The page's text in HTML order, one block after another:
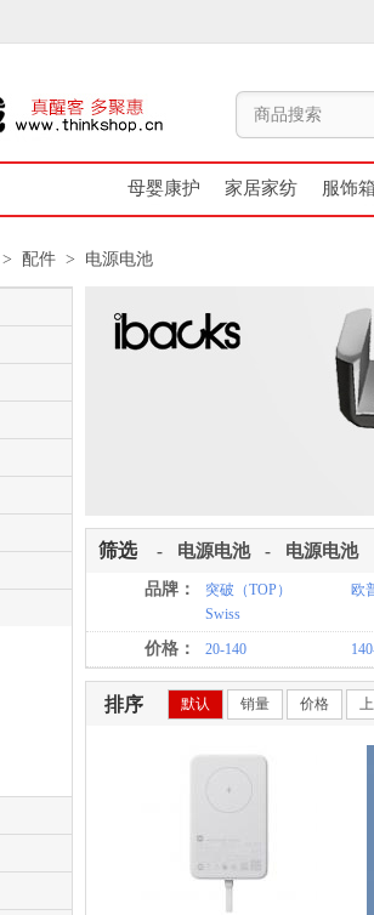
母婴康护 家居家纺 服饰
> 配件 > 电源电池
筛选 - 电源电池- 电源电池
品牌： 突破（TOP）
欧
Swiss
价格： 20-140
排序 默认 销量 价格